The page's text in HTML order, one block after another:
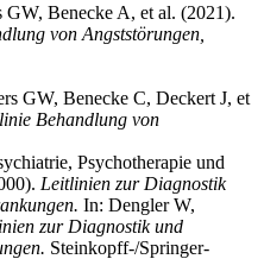
Benecke A, et al. (2021).
von Angststörungen,
GW, Benecke C, Deckert J, et
Behandlung von
Psychotherapie und
Leitlinien zur Diagnostik
In: Dengler W,
zur Diagnostik und
Steinkopff-/Springer-